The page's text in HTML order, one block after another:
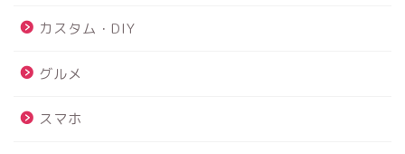
カスタム・DIY
グルメ
スマホ